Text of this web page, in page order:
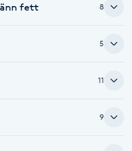
fett 8
5
11
9